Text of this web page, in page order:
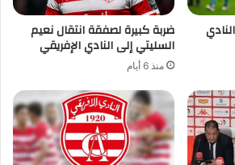
ضربة كبيرة لصفقة انتقال نعيم
السليتي إلى النادي الإفريقي
منذ 6 أيام